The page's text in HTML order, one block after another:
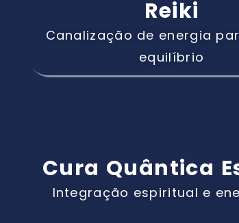
Reiki
Canalização de energia
equilíbrio
Cura Quântica
Integração espiritual e